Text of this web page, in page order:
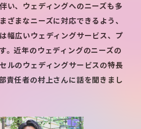
い、ウェディングへのニーズも多
ざまなニーズに対応できるよう、
幅広いウェディングサービス、プ
。近年のウェディングのニーズの
ルのウェディングサービスの特長
責任者の村上さんに話を聞きまし